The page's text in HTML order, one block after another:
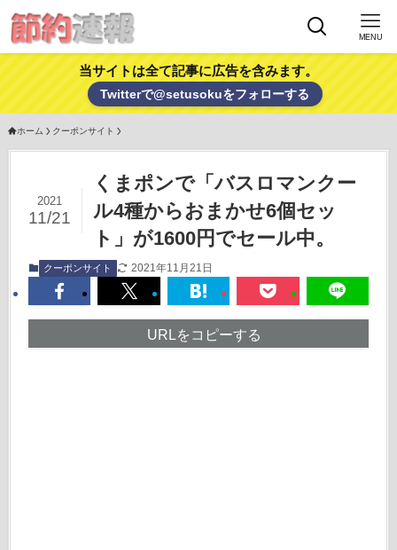
MENU
当サイトは全て記事に広告を含みます。
Twitterで@setusokuをフォローする
ホーム クーポンサイト
くまポンで「バスロマンクー
ル4種からおまかせ6個セッ
ト」が1600円でセール中。
2021
11/21
クーポンサイト 2021年11月21日
URLをコピーする